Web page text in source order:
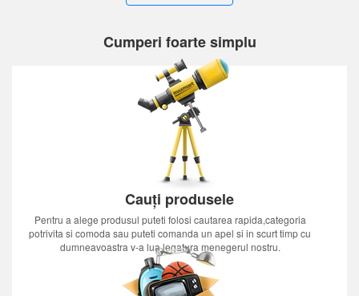
Cumperi foarte simplu
Cauți produsele
Pentru a alege produsul puteti folosi cautarea rapida,categoria
potrivita si comoda sau puteti comanda un apel si in scurt timp cu
dumneavoastra v-a lua legatura menegerul nostru.